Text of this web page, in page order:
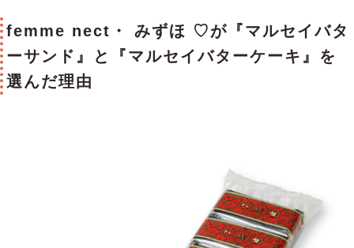
femme nect・ みずほ ♡が『マルセイバタ
ーサンド』と『マルセイバターケーキ』を
選んだ理由